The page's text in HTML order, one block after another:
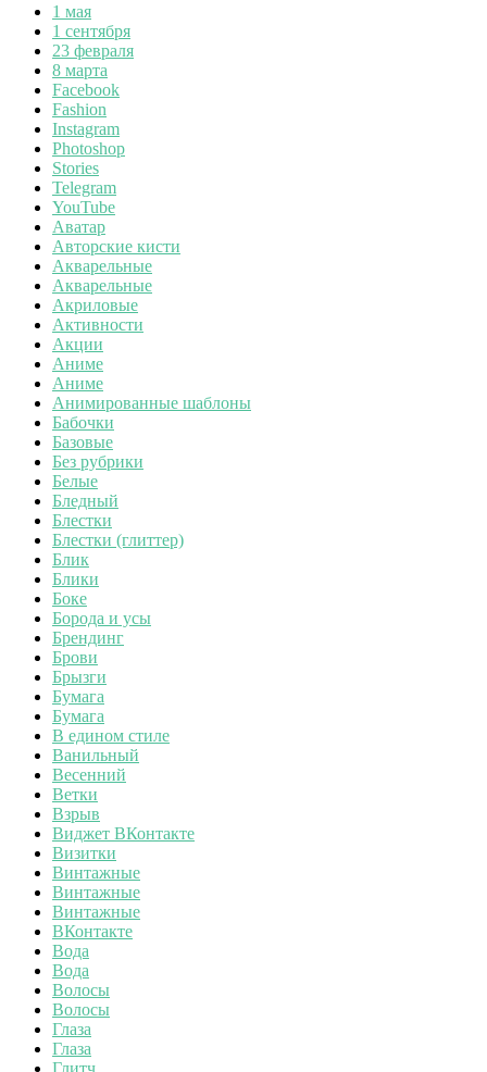
1 мая
1 сентября
23 февраля
8 марта
Facebook
Fashion
Instagram
Photoshop
Stories
Telegram
YouTube
Аватар
Авторские кисти
Акварельные
Акварельные
Акриловые
Активности
Акции
Аниме
Аниме
Анимированные шаблоны
Бабочки
Базовые
Без рубрики
Белые
Бледный
Блестки
Блестки (глиттер)
Блик
Блики
Боке
Борода и усы
Брендинг
Брови
Брызги
Бумага
Бумага
В едином стиле
Ванильный
Весенний
Ветки
Взрыв
Виджет ВКонтакте
Визитки
Винтажные
Винтажные
Винтажные
ВКонтакте
Вода
Вода
Волосы
Волосы
Глаза
Глаза
Глитч